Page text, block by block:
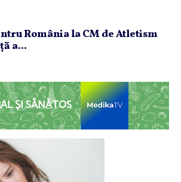
România la CM de Atletism
a...
ȘI SĂNĂTOS